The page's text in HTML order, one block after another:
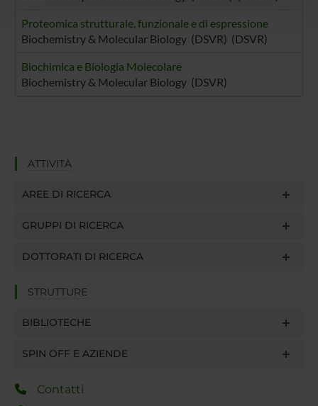
pubblicità e social media, i quali potrebbero combinarle
con altre informazioni che hai fornito loro o che hanno
raccolto dal tuo utilizzo dei loro servizi.
Proteomica strutturale, funzionale e di espressione
Biochemistry & Molecular Biology (DSVR) (DSVR)
Biochimica e Biologia Molecolare
Biochemistry & Molecular Biology (DSVR)
ATTIVITÀ
AREE DI RICERCA
GRUPPI DI RICERCA
DOTTORATI DI RICERCA
STRUTTURE
BIBLIOTECHE
SPIN OFF E AZIENDE
Contatti